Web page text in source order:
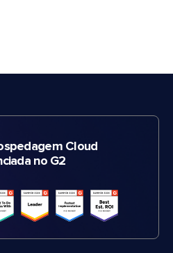
Cloud
no G2